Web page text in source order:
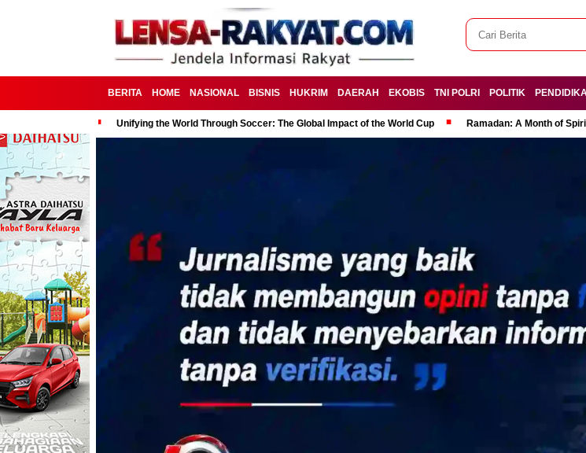
BERITA HOME NASIONAL BISNIS HUKRIM DAERAH EKOBIS TNI POLRI POLITIK
Unifying the World Through Soccer: The Global Impact of the World Cup Ramadan: A Month of